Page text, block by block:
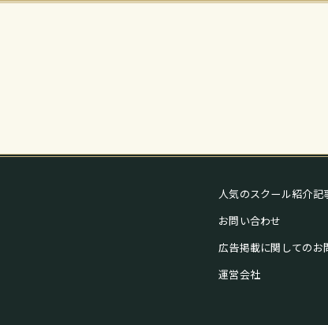
人気のスクール紹介記
お問い合わせ
広告掲載に関してのお
運営会社